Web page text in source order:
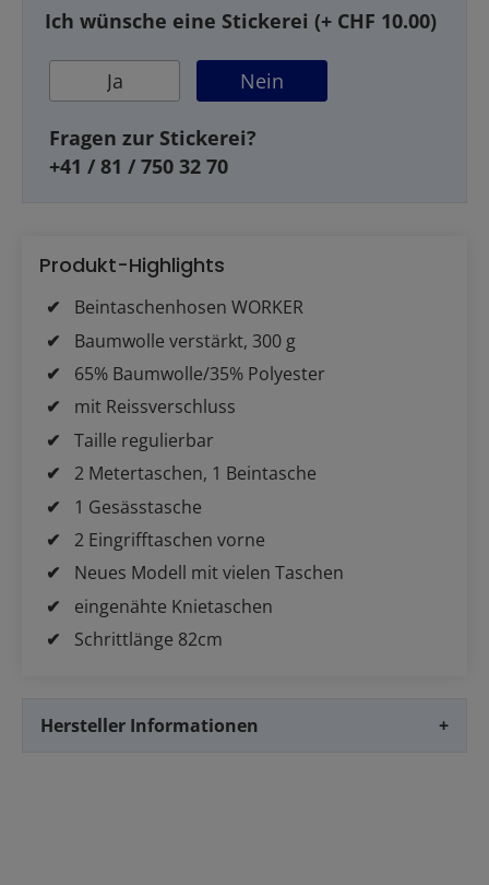
Ich wünsche eine Stickerei (+ CHF 10.00)
Ja Nein
Fragen zur Stickerei?
+41 / 81 / 750 32 70
Produkt-Highlights
Beintaschenhosen WORKER
Baumwolle verstärkt, 300 g
65% Baumwolle/35% Polyester
mit Reissverschluss
Taille regulierbar
2 Metertaschen, 1 Beintasche
1 Gesässtasche
2 Eingrifftaschen vorne
Neues Modell mit vielen Taschen
eingenähte Knietaschen
Schrittlänge 82cm
Hersteller Informationen +